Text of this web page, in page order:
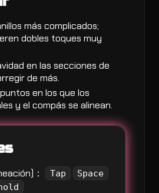
más complicados;
dobles toques muy
en las secciones de
de más.
en los que los
y el compás se alinean.
： Tap
Space